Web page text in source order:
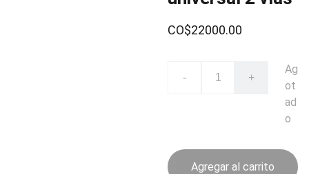
CO$22000.00
- +
Ag
ot
ad
o
Agregar al carrito